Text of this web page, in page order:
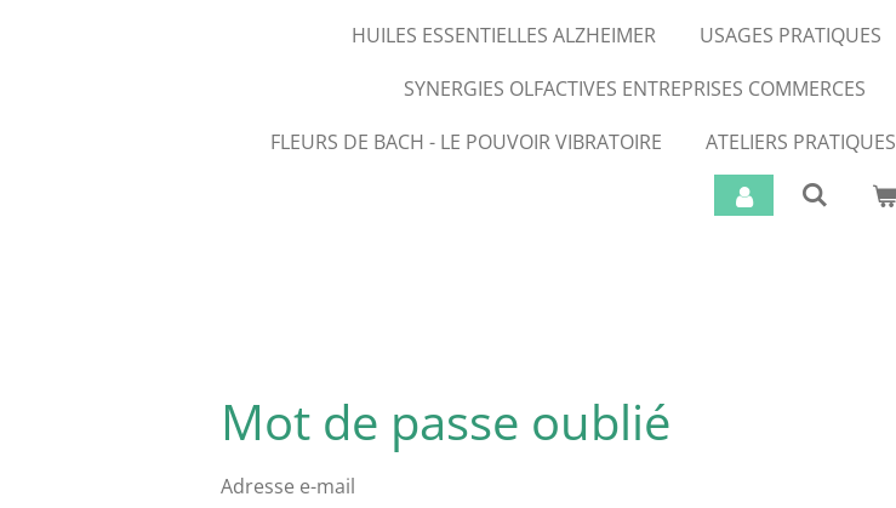
HUILES ESSENTIELLES ALZHEIMER
USAGES PRATIQUES
SYNERGIES OLFACTIVES ENTREPRISES COMMERCES
FLEURS DE BACH - LE POUVOIR VIBRATOIRE
ATELIERS PRATIQUES
Mot de passe oublié
Adresse e-mail